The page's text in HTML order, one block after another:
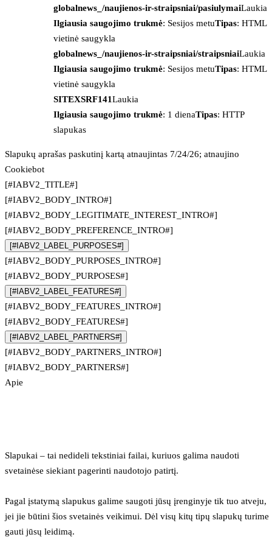
globalnews_/naujienos-ir-straipsniai/pasiulymaiLaukia
Ilgiausia saugojimo trukmė: Sesijos metuTipas: HTML
vietinė saugykla
globalnews_/naujienos-ir-straipsniai/straipsniaiLaukia
Ilgiausia saugojimo trukmė: Sesijos metuTipas: HTML
vietinė saugykla
SITEXSRF141Laukia
Ilgiausia saugojimo trukmė: 1 dienaTipas: HTTP
slapukas
Slapukų aprašas paskutinį kartą atnaujintas 7/24/26; atnaujino
Cookiebot
[#IABV2_TITLE#]
[#IABV2_BODY_INTRO#]
[#IABV2_BODY_LEGITIMATE_INTEREST_INTRO#]
[#IABV2_BODY_PREFERENCE_INTRO#]
[#IABV2_LABEL_PURPOSES#]
[#IABV2_BODY_PURPOSES_INTRO#]
[#IABV2_BODY_PURPOSES#]
[#IABV2_LABEL_FEATURES#]
[#IABV2_BODY_FEATURES_INTRO#]
[#IABV2_BODY_FEATURES#]
[#IABV2_LABEL_PARTNERS#]
[#IABV2_BODY_PARTNERS_INTRO#]
[#IABV2_BODY_PARTNERS#]
Apie
Slapukai – tai nedideli tekstiniai failai, kuriuos galima naudoti
svetainėse siekiant pagerinti naudotojo patirtį.
Pagal įstatymą slapukus galime saugoti jūsų įrenginyje tik tuo atveju,
jei jie būtini šios svetainės veikimui. Dėl visų kitų tipų slapukų turime
gauti jūsų leidimą.